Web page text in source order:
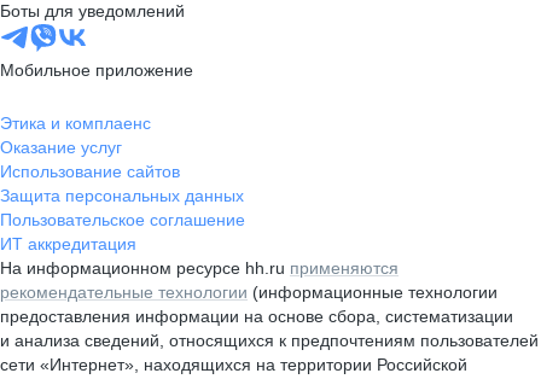
Боты для уведомлений
Мобильное приложение
Этика и комплаенс
Оказание услуг
Использование сайтов
Защита персональных данных
Пользовательское соглашение
ИТ аккредитация
На информационном ресурсе hh.ru применяются
рекомендательные технологии (информационные технологии
предоставления информации на основе сбора, систематизации
и анализа сведений, относящихся к предпочтениям пользователей
сети «Интернет», находящихся на территории Российской